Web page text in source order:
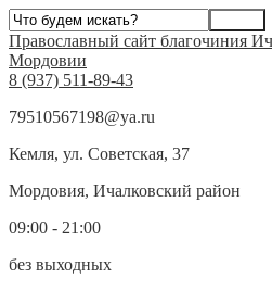
Православный сайт благочиния
Мордовии
8 (937) 511-89-43
79510567198@ya.ru
Кемля, ул. Советская, 37
Мордовия, Ичалковский район
09:00 - 21:00
без выходных